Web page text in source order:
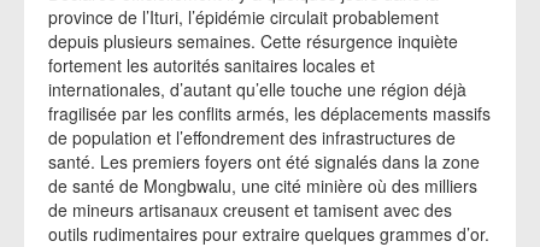
province de l’Ituri, l’épidémie circulait probablement
depuis plusieurs semaines. Cette résurgence inquiète
fortement les autorités sanitaires locales et
internationales, d’autant qu’elle touche une région déjà
fragilisée par les conflits armés, les déplacements massifs
de population et l’effondrement des infrastructures de
santé. Les premiers foyers ont été signalés dans la zone
de santé de Mongbwalu, une cité minière où des milliers
de mineurs artisanaux creusent et tamisent avec des
outils rudimentaires pour extraire quelques grammes d’or.